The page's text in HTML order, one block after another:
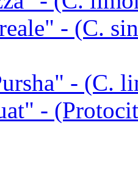
- (C.
- (C.
-